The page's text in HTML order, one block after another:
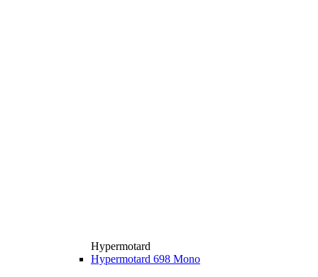
Hypermotard
Hypermotard 698 Mono